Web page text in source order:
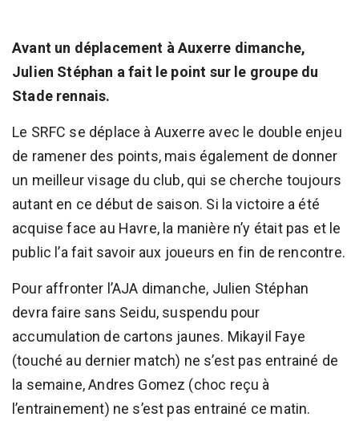
Avant un déplacement à Auxerre dimanche,
Julien Stéphan a fait le point sur le groupe du
Stade rennais.
Le SRFC se déplace à Auxerre avec le double enjeu
de ramener des points, mais également de donner
un meilleur visage du club, qui se cherche toujours
autant en ce début de saison. Si la victoire a été
acquise face au Havre, la manière n’y était pas et le
public l’a fait savoir aux joueurs en fin de rencontre.
Pour affronter l’AJA dimanche, Julien Stéphan
devra faire sans Seidu, suspendu pour
accumulation de cartons jaunes. Mikayil Faye
(touché au dernier match) ne s’est pas entrainé de
la semaine, Andres Gomez (choc reçu à
l’entrainement) ne s’est pas entrainé ce matin.